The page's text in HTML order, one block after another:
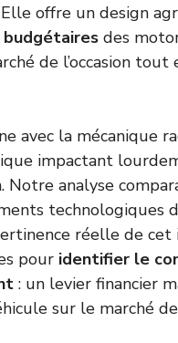
offre un design
budgétaires des
de l’occasion
avec la mécanique
impactant
analyse
technologiques
réelle de
pour identifier le
: un levier financier
sur le marché de